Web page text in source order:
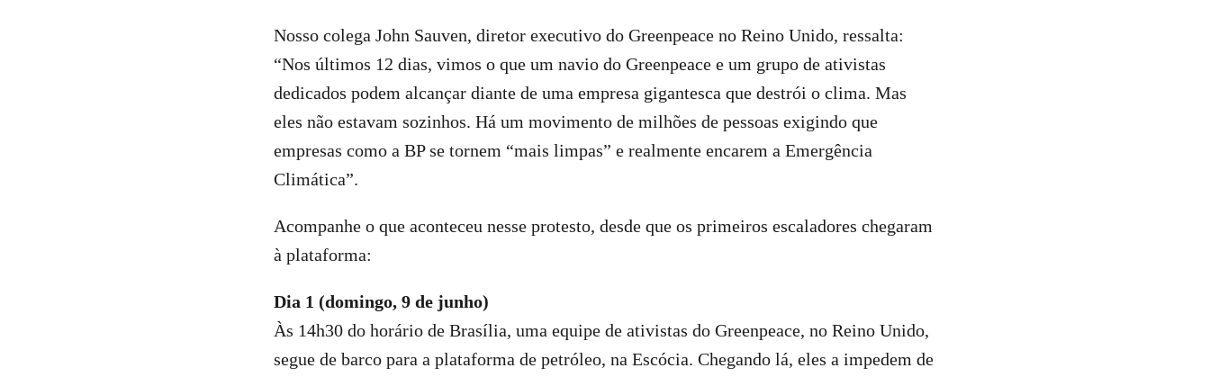
Nosso colega John Sauven, diretor executivo do Greenpeace no Reino Unido, ressalta:
“Nos últimos 12 dias, vimos o que um navio do Greenpeace e um grupo de ativistas
dedicados podem alcançar diante de uma empresa gigantesca que destrói o clima. Mas
eles não estavam sozinhos. Há um movimento de milhões de pessoas exigindo que
empresas como a BP se tornem “mais limpas” e realmente encarem a Emergência
Climática”.
Acompanhe o que aconteceu nesse protesto, desde que os primeiros escaladores chegaram
à plataforma:
Dia 1 (domingo, 9 de junho)
Às 14h30 do horário de Brasília, uma equipe de ativistas do Greenpeace, no Reino Unido,
segue de barco para a plataforma de petróleo, na Escócia. Chegando lá, eles a impedem de